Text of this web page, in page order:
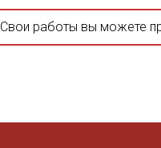
Свои работы вы можете